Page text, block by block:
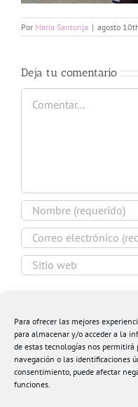
Para ofrecer las mejores
para almacenar y/o acceder a la
de estas tecnologías nos
navegación o las identificaciones
consentimiento, puede afectar
funciones.
Por Maria Santonja | agosto
Deja tu comentario
Comentar
navegador para la